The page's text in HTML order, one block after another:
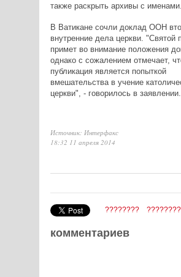
также раскрыть архивы с именами.
В Ватикане сочли доклад ООН
внутренние дела церкви. "Святой
примет во внимание положения
однако с сожалением отмечает,
публикация является попыткой
вмешательства в учение
церкви", - говорилось в заявлении.
Источник: Интерфакс
18:32 11 апреля 2014
???????? ????????
комментариев